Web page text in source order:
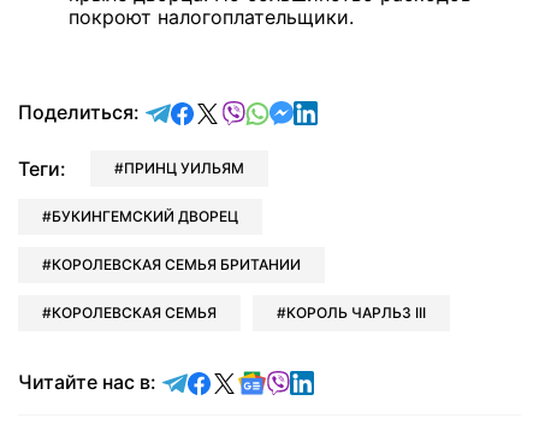
покроют налогоплательщики.
Поделиться: отправить в Telegram
поделиться в Facebook
поделиться в X
отправить в Viber
отправить в Whatsapp
отправить в Messenger
отправить в LinkedIn
Теги: ПРИНЦ УИЛЬЯМ
БУКИНГЕМСКИЙ ДВОРЕЦ
КОРОЛЕВСКАЯ СЕМЬЯ БРИТАНИИ
КОРОЛЕВСКАЯ СЕМЬЯ КОРОЛЬ ЧАРЛЬЗ III
Читайте нас в: Читайте в Telegram
Читайте в Facebook
Читайте в X
Читайте в Google news
Читайте в Viber
Читайте в LinkedIn